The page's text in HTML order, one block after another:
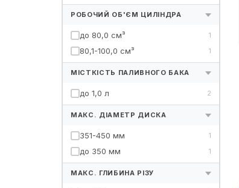
РОБОЧИЙ ОБ'ЄМ ЦИЛІНДРА
до 80,0 см³ 1
80,1-100,0 см³ 1
МІСТКІСТЬ ПАЛИВНОГО БАКА
до 1,0 л 2
МАКС. ДІАМЕТР ДИСКА
351-450 мм 1
до 350 мм 1
МАКС. ГЛИБИНА РІЗУ